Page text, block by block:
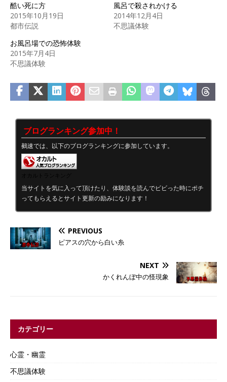
酷い死に方
2015年10月19日
都市伝説
風呂で殺されかける
2014年12月4日
不思議体験
お風呂場での恐怖体験
2015年7月4日
不思議体験
ブログランキング参加中！
鵺速では、以下のブログランキングに参加しています。
当サイトを気に入って頂けたり、体験談を読んでビビった時にポチ
ってもらえるとサイト更新の励みになります！
PREVIOUS
ピアスの穴から白い糸
NEXT
かくれんぼ中の怪現象
カテゴリー
心霊・幽霊
不思議体験